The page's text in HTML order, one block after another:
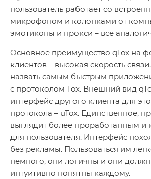
пользователь работает со
микрофоном и колонками от
эмотиконы и прокси – все
Основное преимущество qTox на
клиентов – высокая скорость
назвать самым быстрым
с протоколом Tox. Внешний вид
интерфейс другого клиента для
протокола – uTox. Единственное,
выглядит более проработанным
для пользователя. Интерфейс
без рекламы. Пользоваться им
немного, они логичны и они
интуитивно понятны каждому.